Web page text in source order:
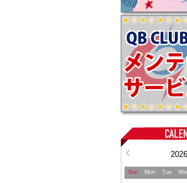
Sun Mon Tue